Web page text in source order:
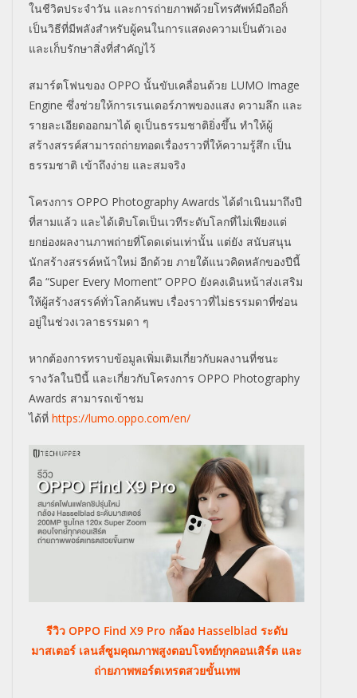
ในชีวิตประจำวัน และการถ่ายภาพด้วยโทรศัพท์มือถือก็
เป็นวิธีที่มีพลังสำหรับผู้คนในการแสดงความเป็นตัวเอง
และเก็บรักษาสิ่งที่สำคัญไว้
สมาร์ตโฟนของ OPPO นั้นขับเคลื่อนด้วย LUMO Image
Engine ซึ่งช่วยให้การเรนเดอร์ภาพของแสง ความลึก และ
รายละเอียดออกมาได้ ดูเป็นธรรมชาติยิ่งขึ้น ทำให้ผู้
สร้างสรรค์สามารถถ่ายทอดเรื่องราวที่ให้ความรู้สึก เป็น
ธรรมชาติ เข้าถึงง่าย และสมจริง
โครงการ OPPO Photography Awards ได้ดำเนินมาถึงปี
ที่สามแล้ว และได้เติบโตเป็นเวทีระดับโลกที่ไม่เพียงแต่
ยกย่องผลงานภาพถ่ายที่โดดเด่นเท่านั้น แต่ยัง สนับสนุน
นักสร้างสรรค์หน้าใหม่ อีกด้วย ภายใต้แนวคิดหลักของปีนี้
คือ “Super Every Moment” OPPO ยังคงเดินหน้าส่งเสริม
ให้ผู้สร้างสรรค์ทั่วโลกค้นพบ เรื่องราวที่ไม่ธรรมดาที่ซ่อน
อยู่ในช่วงเวลาธรรมดา ๆ
หากต้องการทราบข้อมูลเพิ่มเติมเกี่ยวกับผลงานที่ชนะ
รางวัลในปีนี้ และเกี่ยวกับโครงการ OPPO Photography
Awards สามารถเข้าชม
ได้ที่ https://lumo.oppo.com/en/
รีวิว OPPO Find X9 Pro กล้อง Hasselblad ระดับ
มาสเตอร์ เลนส์ซูมคุณภาพสูงตอบโจทย์ทุกคอนเสิร์ต และ
ถ่ายภาพพอร์ตเทรตสวยขั้นเทพ